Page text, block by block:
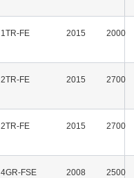
1TR-FE 2015 2000
2TR-FE 2015 2700
2TR-FE 2015 2700
4GR-FSE 2008 2500